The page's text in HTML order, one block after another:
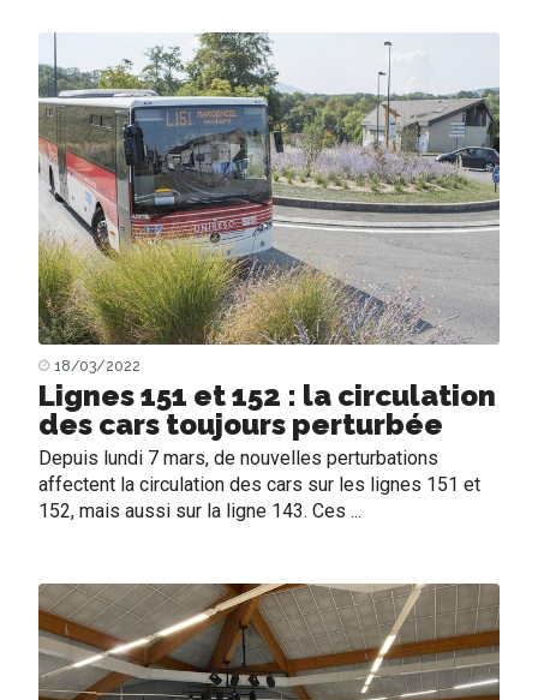
18/03/2022
Lignes 151 et 152 : la circulation
des cars toujours perturbée
Depuis lundi 7 mars, de nouvelles perturbations
affectent la circulation des cars sur les lignes 151 et
152, mais aussi sur la ligne 143. Ces ...